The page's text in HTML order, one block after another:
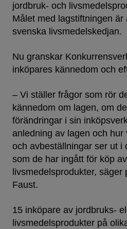
jordbruk- och
Målet med lagstiftningen är
svenska livsmedelskedjan.
Nu granskar
inköpares kännedom och
– Vi ställer frågor som rör
kännedom om lagen, om
förändringar i sin
anledning av lagen och
och avbeställningar ser ut i
som de har ingått för köp
livsmedelsprodukter, säger
Faust.
15 inköpare av jordbruks-
livsmedelsprodukter på